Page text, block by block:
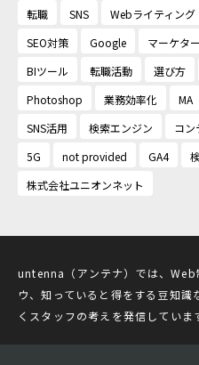
転職
SNS Webライティング
SEO対策
Google マーケター
BIツール
転職活動 選び方
Photoshop
業務効率化 MA
SNS活用
検索エンジン コン
5G
not provided GA4
株式会社ユニオンネット
untenna（アンテナ）では、
ウ、知っていると得をする豆知
くスタッフの考えを発信していま